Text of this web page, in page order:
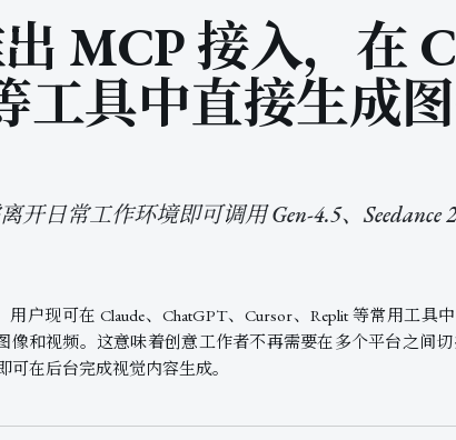
MCP 接入，在
工具中直接生成
日常工作环境即可调用 Gen-4.5、Seedance
户现可在 Claude、ChatGPT、Cursor、Replit 等常用工具
图像和视频。这意味着创意工作者不再需要在多个平台之
可在后台完成视觉内容生成。